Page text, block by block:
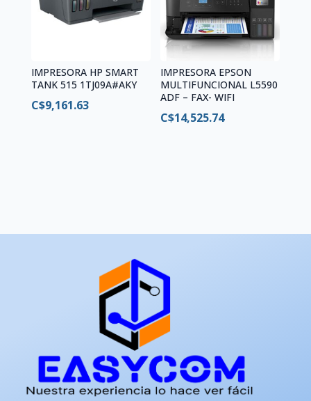
IMPRESORA HP SMART
TANK 515 1TJ09A#AKY
C$9,161.63
IMPRESORA EPSON
MULTIFUNCIONAL L5590
ADF – FAX- WIFI
C$14,525.74